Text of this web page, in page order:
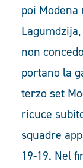
poi
non
portano la
terzo set
ricuce
squadre
19-19. Nel